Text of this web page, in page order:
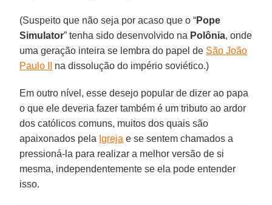
(Suspeito que não seja por acaso que o “Pope
Simulator” tenha sido desenvolvido na Polônia, onde
uma geração inteira se lembra do papel de São João
Paulo II
na dissolução do império soviético.)
Em outro nível, esse desejo popular de dizer ao papa
o que ele deveria fazer também é um tributo ao ardor
dos católicos comuns, muitos dos quais são
apaixonados pela Igreja e se sentem chamados a
pressioná-la para realizar a melhor versão de si
mesma, independentemente se ela pode entender
isso.